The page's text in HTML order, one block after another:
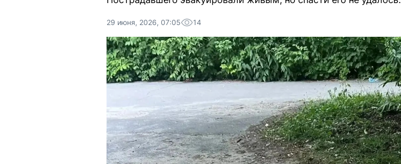
29 июня, 2026, 07:05 14